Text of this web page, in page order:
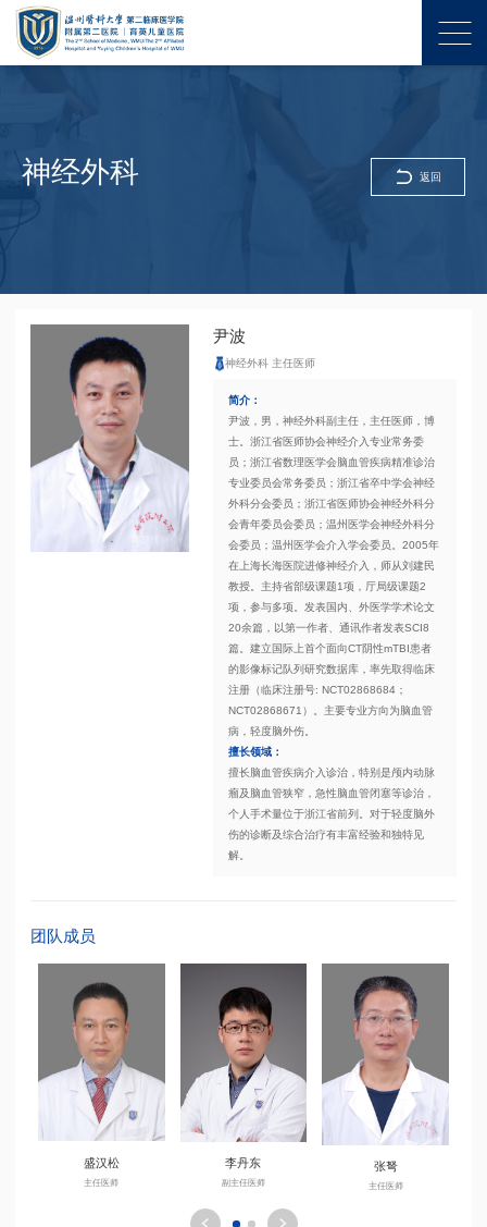
神经外科 返回
尹波
神经外科 主任医师
简介：
尹波，男，神经外科副主任，主任医师，博
士。浙江省医师协会神经介入专业常务委
员；浙江省数理医学会脑血管疾病精准诊治
专业委员会常务委员；浙江省卒中学会神经
外科分会委员；浙江省医师协会神经外科分
会青年委员会委员；温州医学会神经外科分
会委员；温州医学会介入学会委员。2005年
在上海长海医院进修神经介入，师从刘建民
教授。主持省部级课题1项，厅局级课题2
项，参与多项。发表国内、外医学学术论文
20余篇，以第一作者、通讯作者发表SCI8
篇。建立国际上首个面向CT阴性mTBI患者
的影像标记队列研究数据库，率先取得临床
注册（临床注册号: NCT02868684；
NCT02868671）。主要专业方向为脑血管
病，轻度脑外伤。
擅长领域：
擅长脑血管疾病介入诊治，特别是颅内动脉
瘤及脑血管狭窄，急性脑血管闭塞等诊治，
个人手术量位于浙江省前列。对于轻度脑外
伤的诊断及综合治疗有丰富经验和独特见
解。
团队成员
盛汉松
主任医师
李丹东
副主任医师
张弩
主任医师